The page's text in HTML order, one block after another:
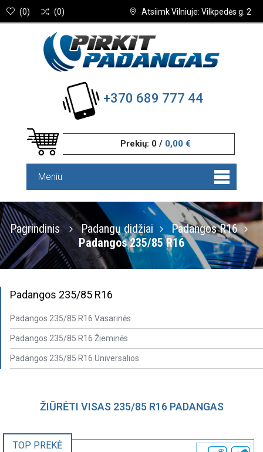
Atsiimk Vilniuje: Vilkpedės g. 2
(0) (0)
+370 689 777 44
Prekių: 0 / 0,00 €
Meniu
Pagrindinis Padangų didžiai
Padangos R16
Padangos 235/85 R16
Padangos 235/85 R16
Padangos 235/85 R16 Vasarinės
Padangos 235/85 R16 Žieminės
Padangos 235/85 R16 Universalios
ŽIŪRĖTI VISAS 235/85 R16 PADANGAS
TOP PREKĖ